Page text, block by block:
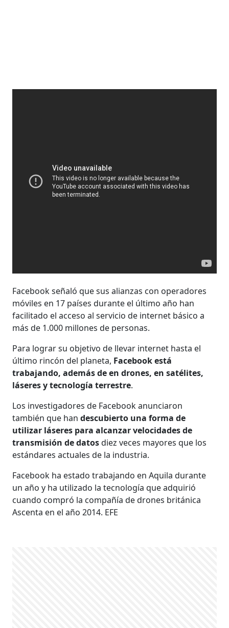
Facebook señaló que sus alianzas con operadores
móviles en 17 países durante el último año han
facilitado el acceso al servicio de internet básico a
más de 1.000 millones de personas.
Para lograr su objetivo de llevar internet hasta el
último rincón del planeta, Facebook está
trabajando, además de en drones, en satélites,
láseres y tecnología terrestre.
Los investigadores de Facebook anunciaron
también que han descubierto una forma de
utilizar láseres para alcanzar velocidades de
transmisión de datosdiez veces mayores que los
estándares actuales de la industria.
Facebook ha estado trabajando en Aquila durante
un año y ha utilizado la tecnología que adquirió
cuando compró la compañía de drones británica
Ascenta en el año 2014. EFE